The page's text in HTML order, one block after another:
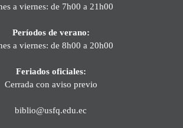
a viernes: de 7h00 a 21h00
Períodos de verano:
a viernes: de 8h00 a 20h00
Feriados oficiales:
Cerrada con aviso previo
biblio@usfq.edu.ec